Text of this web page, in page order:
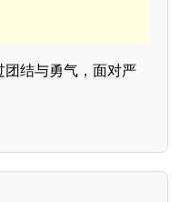
团结与勇气，面对严